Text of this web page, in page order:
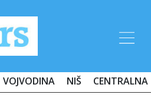
VOJVODINA NIŠ CENTRALNA